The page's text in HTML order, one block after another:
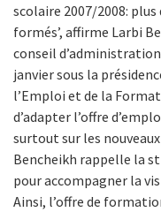
scolaire 2007/2008:
formés’, affirme Larbi
conseil
janvier sous la
l’Emploi et de la
d’adapter l’offre
surtout sur les
Bencheikh rappelle la
pour accompagner la
Ainsi, l’offre de